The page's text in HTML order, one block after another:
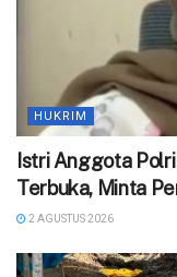
HUKRIM
Istri Anggota
Terbuka, Minta
2 AGUSTUS 2026